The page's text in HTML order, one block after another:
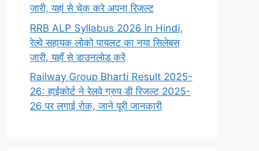
जारी, यहां से चेक करे अपना रिजल्ट
RRB ALP Syllabus 2026 in Hindi,
रेल्वे सहायक लोको पायलट का नया सिलेबस
जारी, यहाँ से डाउनलोड करें
Railway Group Bharti Result 2025-
26: हाईकोर्ट ने रेलवे ग्रुप डी रिजल्ट 2025-
26 पर लगाई रोक, जाने पूरी जानकारी